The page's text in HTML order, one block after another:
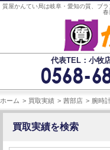
質屋かんてい局は岐阜・愛知の質、ブ
春
代表TEL：小牧
ホーム 買取実績 茜部店 腕時
買取実績を検索